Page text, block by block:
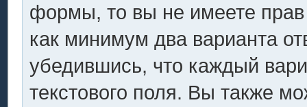
формы, то вы не имеете прав
как минимум два варианта
убедившись, что каждый
текстового поля. Вы также